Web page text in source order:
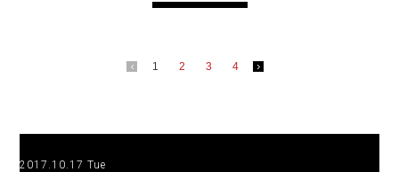
1 2 3 4
2017.10.17 Tue